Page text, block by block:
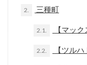
2. 三種町
2.1. 【マッ
2.2. 【ツル